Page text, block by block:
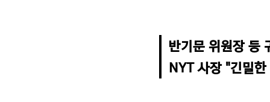
반기문 위원장 등
NYT 사장 "긴밀